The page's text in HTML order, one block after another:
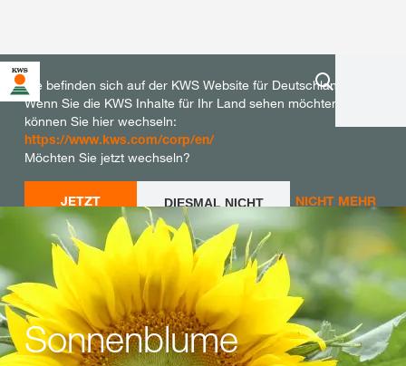
Sie befinden sich auf der KWS Website für Deutschland.
Wenn Sie die KWS Inhalte für Ihr Land sehen möchten,
können Sie hier wechseln:
https://www.kws.com/corp/en/
Möchten Sie jetzt wechseln?
JETZT
WECHSELN
DIESMAL NICHT
WECHSELN
NICHT MEHR
FRAGEN
Sonnenblume